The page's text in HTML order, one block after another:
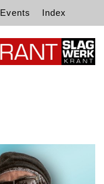
Events Index